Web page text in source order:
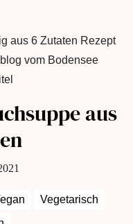
aus
Vegetarisch